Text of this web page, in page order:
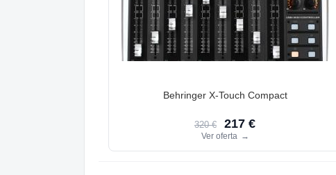
Behringer X-Touch Compact
320 € 217 €
Ver oferta →